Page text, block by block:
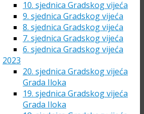
10. sjednica Gradskog vijeća
9. sjednica Gradskog vijeća
8. sjednica Gradskog vijeća
7. sjednica Gradskog vijeća
6. sjednica Gradskog vijeća
2023
20. sjednica Gradskog vijeća
Grada Iloka
19. sjednica Gradskog vijeća
Grada Iloka